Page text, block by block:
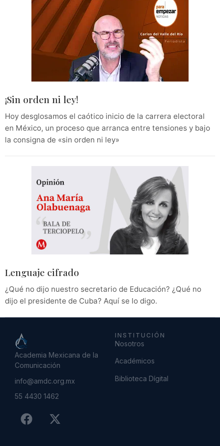
¡Sin orden ni ley!
Hoy desglosamos el caótico inicio de la carrera electoral
en México, un proceso que arranca entre tensiones y bajo
la consigna de «sin orden ni ley»
Lenguaje cifrado
¿Qué no dijo nuestro secretario de Educación? ¿Qué no
dijo el presidente de Cuba? Aquí se lo digo.
Academia Mexicana de la
Comunicación
info@amdc.org.mx
55 4430 1462
INSTITUCIÓN
Nosotros
Académicos
Biblioteca Dígital